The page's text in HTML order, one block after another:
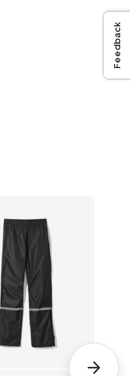
Feedback